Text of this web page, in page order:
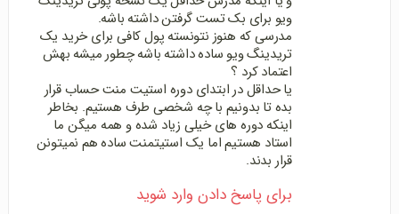
ویو برای بک تست گرفتن داشته باشه.
مدرسی که هنوز نتونسته پول کافی برای خرید یک
تریدینگ ویو ساده داشته باشه چطور میشه بهش
اعتماد کرد ؟
یا حداقل در ابتدای دوره استیت منت حساب قرار
بده تا بدونیم با چه شخصی طرف هستیم. بخاطر
اینکه دوره های خیلی زیاد شده و همه میگن ما
استاد هستیم اما یک استیتمنت ساده هم نمیتونن
قرار بدند.
برای پاسخ دادن وارد شوید